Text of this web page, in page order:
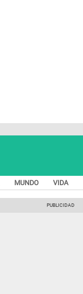
MUNDO VIDA